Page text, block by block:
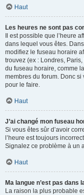
Haut
Les heures ne sont pas
Il est possible que l’heure
dans lequel vous êtes.
modifiez le fuseau horaire
trouvez (ex : Londres,
du fuseau horaire, comme
membres du forum. Donc si
pour le faire.
Haut
J’ai changé mon fuseau
Si vous êtes sûr d’avoir
l’heure est toujours
Signalez ce problème à un
Haut
Ma langue n’est pas dans
La raison la plus probable